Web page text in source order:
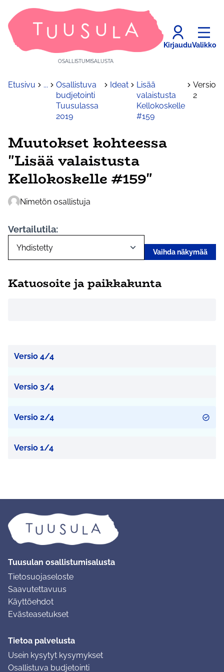
OSALLISTUMISALUSTA
KirjauduValikko
Etusivu ...
Osallistuva
budjetointi
Tuusulassa
2019
Ideat
Lisää
valaistusta
Kellokoskelle
#159
Versio
2
Muutokset kohteessa
"Lisää valaistusta
Kellokoskelle #159"
Nimetön osallistuja
Vertailutila:
Vaihda näkymää
Katuosoite ja paikkakunta
Versio 4/4
Versio 3/4
Versio 2/4
Versio 1/4
Tuusulan osallistumisalusta
Tietosuojaseloste
Saavutettavuus
Käyttöehdot
Evästeasetukset
Tietoa palvelusta
Usein kysytyt kysymykset
Osallistuva budjetointi